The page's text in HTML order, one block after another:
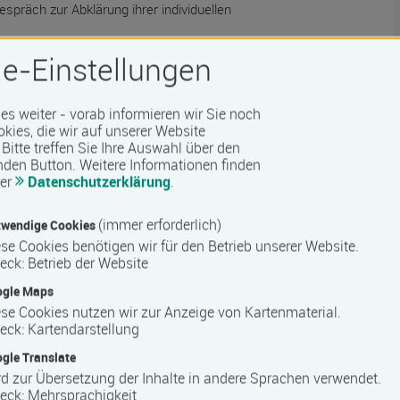
zur Abklärung ihrer individuellen
Barrierefreiheit erfragen Sie bitte beim Anbieter.
Einstellungen
weiter - vorab informieren wir Sie noch
die wir auf unserer Website
treffen Sie Ihre Auswahl über den
Button. Weitere Informationen finden
Datenschutzerklärung.
Cookies (immer erforderlich)
Cookies benötigen wir für den Betrieb unserer Website.
: Betrieb der Website
Maps
Cookies nutzen wir zur Anzeige von Kartenmaterial.
: Kartendarstellung
Translate
zur Übersetzung der Inhalte in andere Sprachen verwendet.
: Mehrsprachigkeit